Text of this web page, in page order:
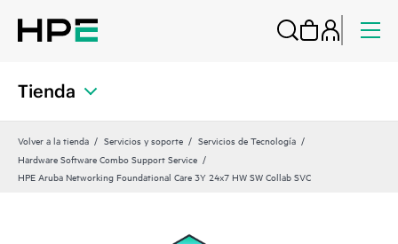
Tienda
Volver a la tienda Servicios y soporte
Servicios de Tecnología
Hardware Software Combo Support Service
HPE Aruba Networking Foundational Care 3Y 24x7 HW SW Collab SVC